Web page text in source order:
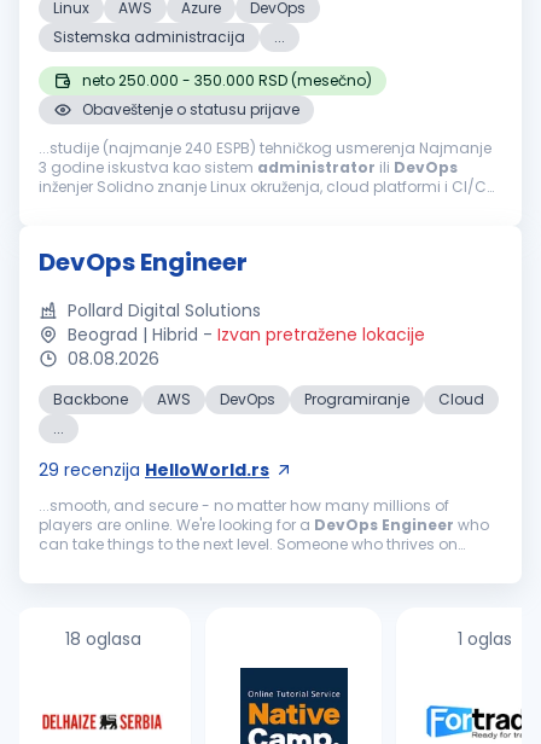
Linux AWS Azure
DevOps
Sistemska administracija
...
neto 250.000 - 350.000 RSD (mesečno)
Obaveštenje o statusu prijave
...studije (najmanje 240 ESPB) tehničkog usmerenja Najmanje
3 godine iskustva kao sistem administrator ili DevOps
inženjer Solidno znanje Linux okruženja, cloud platformi i CI/CD
DevOps Engineer
Pollard Digital Solutions
Beograd | Hibrid - Izvan pretražene lokacije
08.08.2026
Backbone AWS DevOps Programiranje
Cloud
...
29 recenzija HelloWorld.rs
...smooth, and secure - no matter how many millions of
players are online. We're looking for a DevOps Engineer who
can take things to the next level. Someone who thrives on
turn complex
18 oglasa 1 oglas